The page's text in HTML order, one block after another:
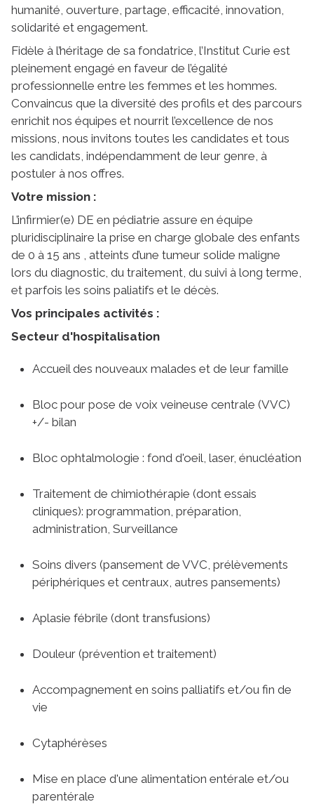
humanité, ouverture, partage, efficacité, innovation,
solidarité et engagement.
Fidèle à l’héritage de sa fondatrice, l’Institut Curie est
pleinement engagé en faveur de l’égalité
professionnelle entre les femmes et les hommes.
Convaincus que la diversité des profils et des parcours
enrichit nos équipes et nourrit l’excellence de nos
missions, nous invitons toutes les candidates et tous
les candidats, indépendamment de leur genre, à
postuler à nos offres.
Votre mission :
L’infirmier(e) DE en pédiatrie assure en équipe
pluridisciplinaire la prise en charge globale des enfants
de 0 à 15 ans , atteints d’une tumeur solide maligne
lors du diagnostic, du traitement, du suivi à long terme,
et parfois les soins paliatifs et le décès.
Vos principales activités :
Secteur d'hospitalisation
Accueil des nouveaux malades et de leur famille
Bloc pour pose de voix veineuse centrale (VVC)
+/- bilan
Bloc ophtalmologie : fond d'oeil, laser, énucléation
Traitement de chimiothérapie (dont essais
cliniques): programmation, préparation,
administration, Surveillance
Soins divers (pansement de VVC, prélèvements
périphériques et centraux, autres pansements)
Aplasie fébrile (dont transfusions)
Douleur (prévention et traitement)
Accompagnement en soins palliatifs et/ou fin de
vie
Cytaphérèses
Mise en place d'une alimentation entérale et/ou
parentérale